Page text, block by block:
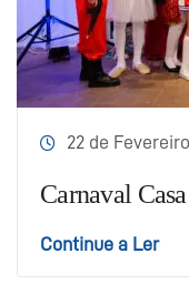
22 de
Carnaval
Continue a Ler